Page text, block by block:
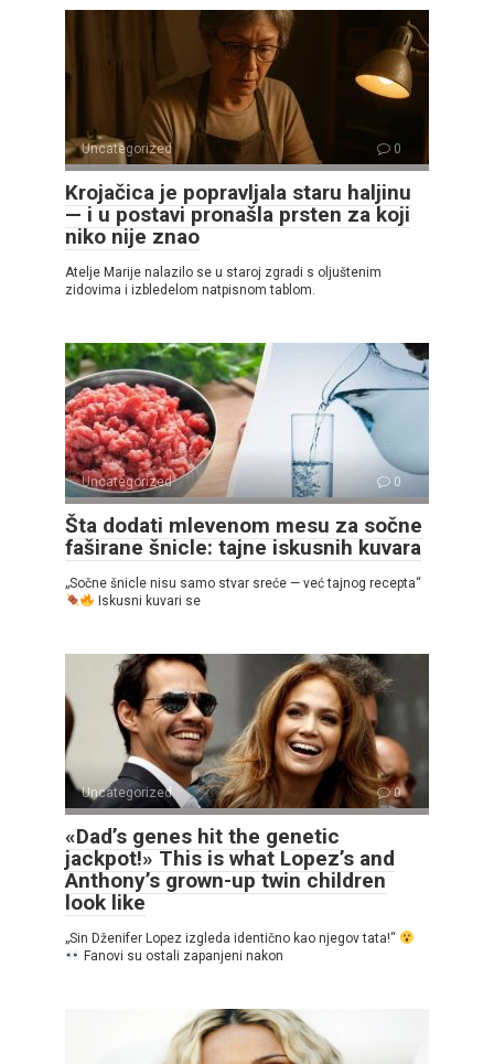
Uncategorized 0
Krojačica je popravljala staru haljinu
— i u postavi pronašla prsten za koji
niko nije znao
Atelje Marije nalazilo se u staroj zgradi s oljuštenim
zidovima i izbledelom natpisnom tablom.
Uncategorized 0
Šta dodati mlevenom mesu za sočne
faširane šnicle: tajne iskusnih kuvara
„Sočne šnicle nisu samo stvar sreće — već tajnog recepta“
Iskusni kuvari se
Uncategorized 0
«Dad’s genes hit the genetic
jackpot!» This is what Lopez’s and
Anthony’s grown-up twin children
look like
„Sin Dženifer Lopez izgleda identično kao njegov tata!“
Fanovi su ostali zapanjeni nakon